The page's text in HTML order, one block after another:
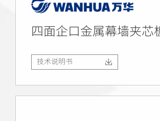
四面企口金属幕墙夹芯
技术说明书